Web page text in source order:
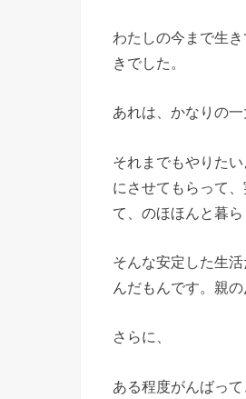
わたしの今まで生
きでした。
あれは、かなりの一
それまでもやりた
にさせてもらって
て、のほほんと暮ら
そんな安定した生
んだもんです。親
さらに、
ある程度がんばっ